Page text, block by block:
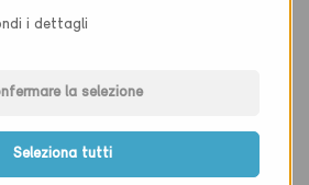
Amministrazione / Industria
i dettagli
la selezione
Seleziona tutti